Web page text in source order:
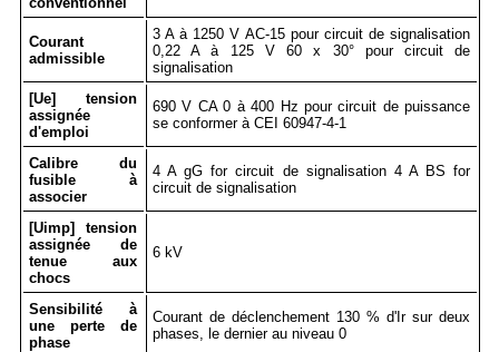
Courant
admissible
3 A à 1250 V AC-15 pour circuit de signalisation
0,22 A à 125 V 60 x 30° pour circuit de
signalisation
[Ue] tension
assignée
d'emploi
690 V CA 0 à 400 Hz pour circuit de puissance
se conformer à CEI 60947-4-1
Calibre du
fusible à
associer
4 A gG for circuit de signalisation 4 A BS for
circuit de signalisation
[Uimp] tension
assignée de
tenue aux
chocs
6 kV
Sensibilité à
une perte de
phase
Courant de déclenchement 130 % d'Ir sur deux
phases, le dernier au niveau 0